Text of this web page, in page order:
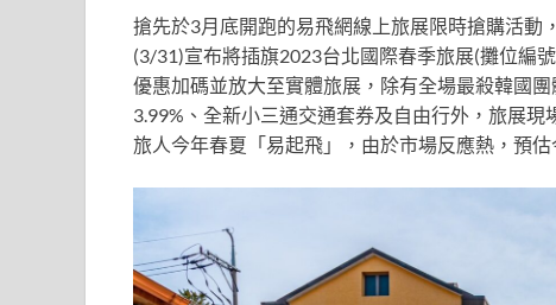
搶先於3月底開跑的易飛網線上旅展限時搶購活
(3/31)宣布將插旗2023台北國際春季旅展(攤位編
優惠加碼並放大至實體旅展，除有全場最殺韓國
3.99%、全新小三通交通套券及自由行外，旅展
旅人今年春夏「易起飛」，由於市場反應熱，預